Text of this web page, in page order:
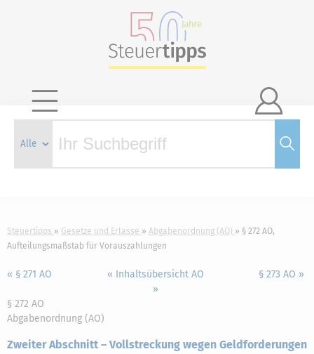

Steuertipps Gesetze und Erlasse Abgabenordnung (AO)
§ 272 AO,
Aufteilungsmaßstab für Vorauszahlungen
« § 271 AO
« Inhaltsübersicht AO
»
§ 273 AO »
§ 272 AO
Abgabenordnung (AO)
Zweiter Abschnitt – Vollstreckung wegen Geldforderungen